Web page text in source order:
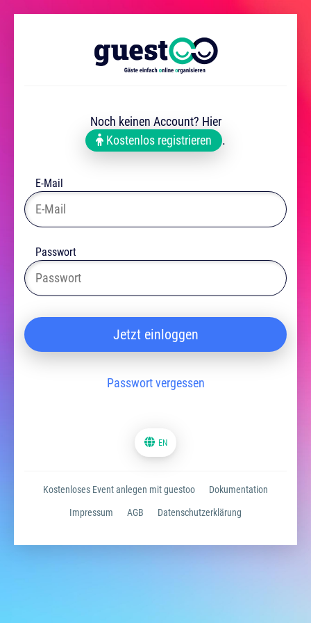
Noch keinen Account? Hier
Kostenlos registrieren
.
E-Mail
Passwort
Jetzt einloggen
Passwort vergessen
EN
Kostenloses Event anlegen mit guestoo Dokumentation
Impressum AGB Datenschutzerklärung